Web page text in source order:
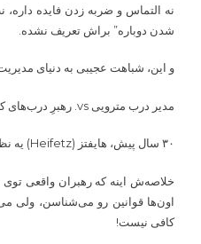
نه التماس و ضربه زدن فایده داره،
شدن دوباره” براش تعریف نشده.
و این، شباهت عجیبی به دنیای مدیریت
مدیر درب مترویی vs. رهبرِ درب‌های کنترل شونده
۳۰ سال پیش، هایفتز (Heifetz) یه نظریه مهم داد: “رهبری تطبیقی”.
خلاصه‌ش اینه که رهبران واقعی
اون‌ها قوانین رو می‌شناسن، ولی
کافی نیست!